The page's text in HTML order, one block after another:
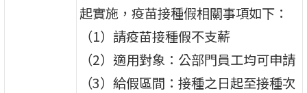
起實施，疫苗接種假相關事項如下：
（1）請疫苗接種假不支薪
（2）適用對象：公部門員工均可申請
（3）給假區間：接種之日起至接種次